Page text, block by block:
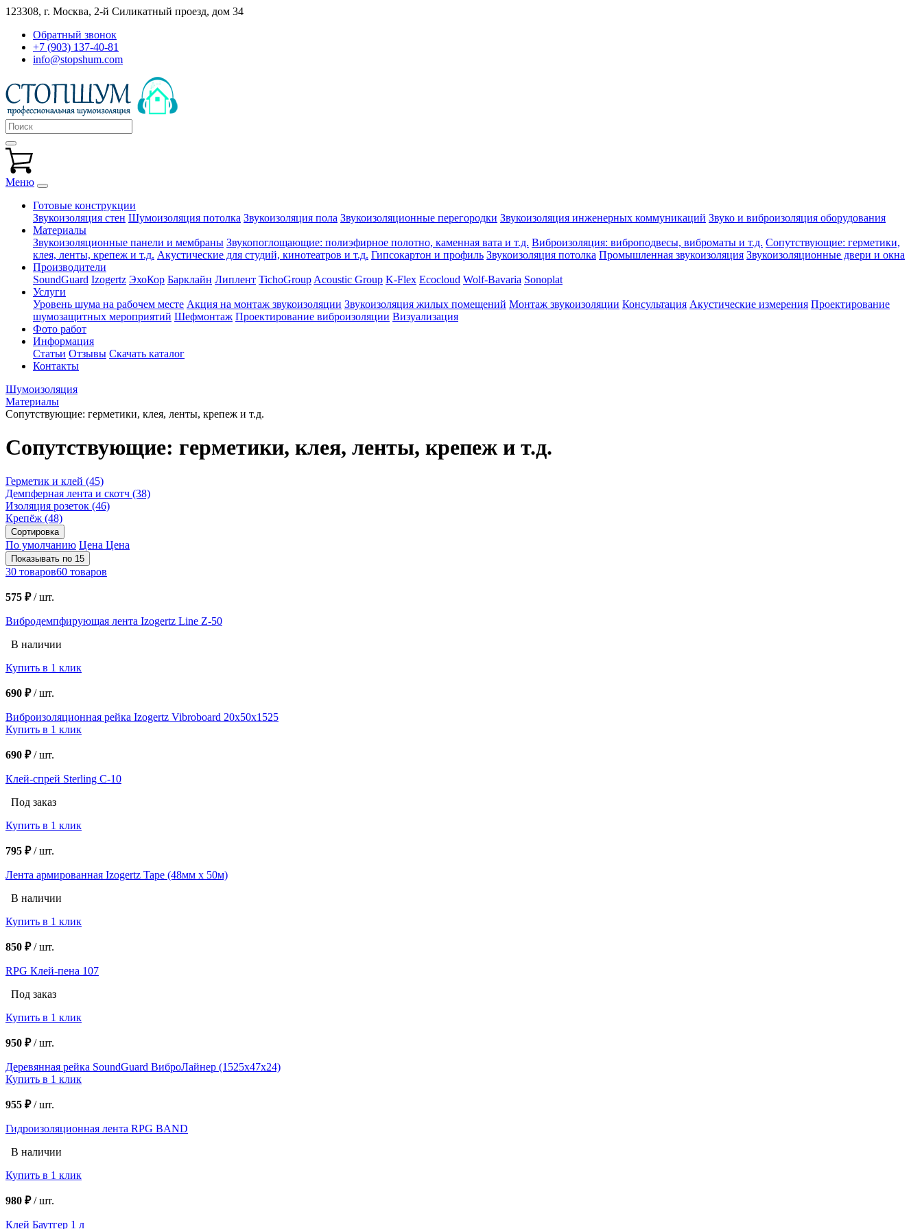
123308, г. Москва, 2-й Силикатный проезд, дом 34
Обратный звонок
+7 (903) 137-40-81
info@stopshum.com
Меню
Готовые конструкции
Звукоизоляция стен Шумоизоляция потолка Звукоизоляция пола Звукоизоляционные перегородки Звукоизоляция инженерных коммуникаций Звуко и виброизоляция оборудования
Материалы
Звукоизоляционные панели и мембраны Звукопоглощающие: полиэфирное полотно, каменная вата и т.д. Виброизоляция: виброподвесы, виброматы и т.д. Сопутствующие: герметики,
клея, ленты, крепеж и т.д. Акустические для студий, кинотеатров и т.д. Гипсокартон и профиль Звукоизоляция потолка Промышленная звукоизоляция Звукоизоляционные двери и окна
Производители
SoundGuard Izogertz ЭхоКор Барклайн Липлент TichoGroup Acoustic Group K-Flex Ecocloud Wolf-Bavaria Sonoplat
Услуги
Уровень шума на рабочем месте Акция на монтаж звукоизоляции Звукоизоляция жилых помещений Монтаж звукоизоляции Консультация Акустические измерения Проектирование
шумозащитных мероприятий Шефмонтаж Проектирование виброизоляции Визуализация
Фото работ
Информация
Статьи Отзывы Скачать каталог
Контакты
Шумоизоляция
Материалы
Сопутствующие: герметики, клея, ленты, крепеж и т.д.
Сопутствующие: герметики, клея, ленты, крепеж и т.д.
Герметик и клей (45)
Демпферная лента и скотч (38)
Изоляция розеток (46)
Крепёж (48)
Сортировка
По умолчанию Цена Цена
Показывать по 15
30 товаров60 товаров
575 ₽/шт.
Вибродемпфирующая лента Izogertz Line Z-50
В наличии
Купить в 1 клик
690 ₽/шт.
Виброизоляционная рейка Izogertz Vibroboard 20x50x1525
Купить в 1 клик
690 ₽/шт.
Клей-спрей Sterling C-10
Под заказ
Купить в 1 клик
795 ₽/шт.
Лента армированная Izogertz Tape (48мм х 50м)
В наличии
Купить в 1 клик
850 ₽/шт.
RPG Клей-пена 107
Под заказ
Купить в 1 клик
950 ₽/шт.
Деревянная рейка SoundGuard ВиброЛайнер (1525х47х24)
Купить в 1 клик
955 ₽/шт.
Гидроизоляционная лента RPG BAND
В наличии
Купить в 1 клик
980 ₽/шт.
Клей Баутгер 1 л